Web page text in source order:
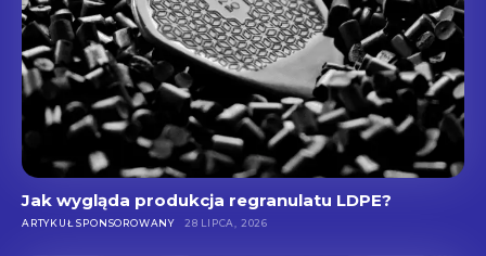
Jak wygląda produkcja regranulatu LDPE?
ARTYKUŁ SPONSOROWANY 28 LIPCA, 2026